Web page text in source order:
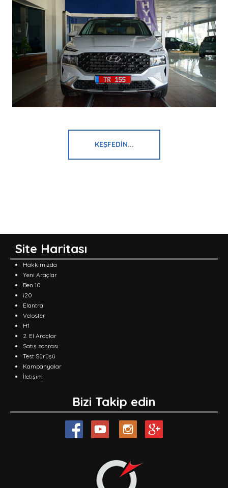
KEŞFEDIN...
Site Haritası
Hakkımızda
Yeni Araçlar
Ben 10
i20
Elantra
Veloster
H1
2. El Araçlar
Satış sonrası
Test Sürüşü
Kampanyalar
İletişim
Bizi Takip edin